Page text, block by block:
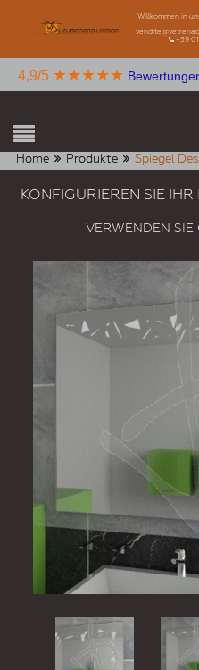
Willkommen in
+39
4,9/5 ★★★★★
Home Produkte Spiegel
KONFIGURIEREN SIE
VERWENDEN SIE